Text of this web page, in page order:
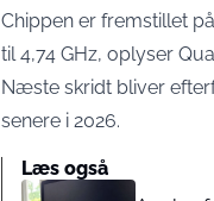
Chippen er fremstillet
til 4,74 GHz, oplyser
Næste skridt bliver
senere i 2026.
Læs også